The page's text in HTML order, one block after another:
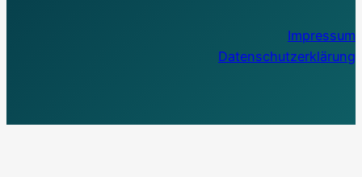
Impressum
Datenschutzerklärung